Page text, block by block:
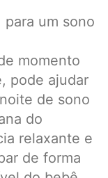
um sono
momento
pode ajudar
de sono
do
relaxante e
de forma